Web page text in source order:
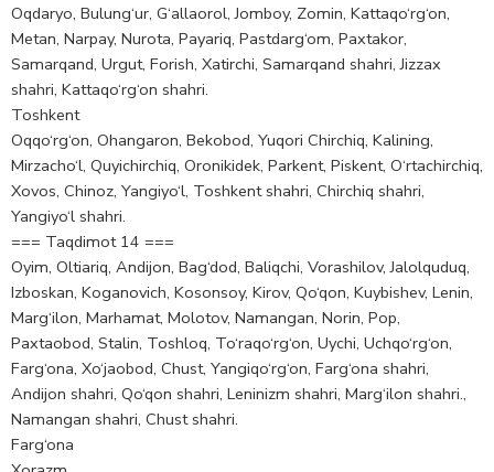
Oqdaryo, Bulung‘ur, G‘allaorol, Jomboy, Zomin, Kattaqo‘rg‘on,
Metan, Narpay, Nurota, Payariq, Pastdarg‘om, Paxtakor,
Samarqand, Urgut, Forish, Xatirchi, Samarqand shahri, Jizzax
shahri, Kattaqo‘rg‘on shahri.
Toshkent
Oqqo‘rg‘on, Ohangaron, Bekobod, Yuqori Chirchiq, Kalining,
Mirzacho‘l, Quyichirchiq, Oronikidek, Parkent, Piskent, O‘rtachirchiq,
Xovos, Chinoz, Yangiyo‘l, Toshkent shahri, Chirchiq shahri,
Yangiyo‘l shahri.
=== Taqdimot 14 ===
Oyim, Oltiariq, Andijon, Bag‘dod, Baliqchi, Vorashilov, Jalolquduq,
Izboskan, Koganovich, Kosonsoy, Kirov, Qo‘qon, Kuybishev, Lenin,
Marg‘ilon, Marhamat, Molotov, Namangan, Norin, Pop,
Paxtaobod, Stalin, Toshloq, To‘raqo‘rg‘on, Uychi, Uchqo‘rg‘on,
Farg‘ona, Xo‘jaobod, Chust, Yangiqo‘rg‘on, Farg‘ona shahri,
Andijon shahri, Qo‘qon shahri, Leninizm shahri, Marg‘ilon shahri.,
Namangan shahri, Chust shahri.
Farg‘ona